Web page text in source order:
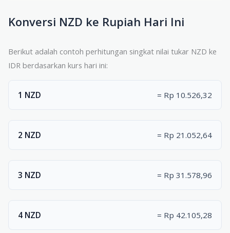
Konversi NZD ke Rupiah Hari Ini
Berikut adalah contoh perhitungan singkat nilai tukar NZD ke
IDR berdasarkan kurs hari ini:
1 NZD = Rp 10.526,32
2 NZD = Rp 21.052,64
3 NZD = Rp 31.578,96
4 NZD = Rp 42.105,28